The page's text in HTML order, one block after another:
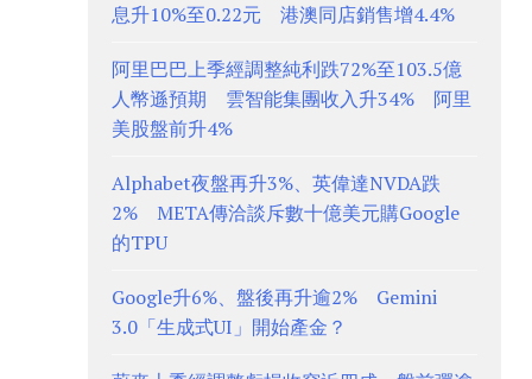
息升10%至0.22元 港澳同店銷售增4.4%
阿里巴巴上季經調整純利跌72%至103.5億
人幣遜預期 雲智能集團收入升34% 阿里
美股盤前升4%
Alphabet夜盤再升3%、英偉達NVDA跌
2% META傳洽談斥數十億美元購Google
的TPU
Google升6%、盤後再升逾2% Gemini
3.0「生成式UI」開始產金？